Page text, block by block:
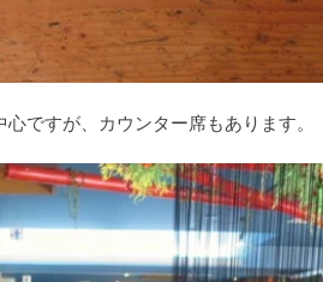
ですが、カウンター席もあります。